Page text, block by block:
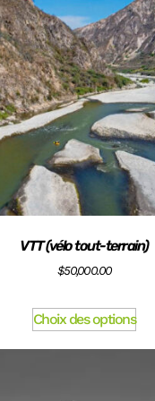
VTT (vélo tout-terrain)
$50,000.00
Choix des options